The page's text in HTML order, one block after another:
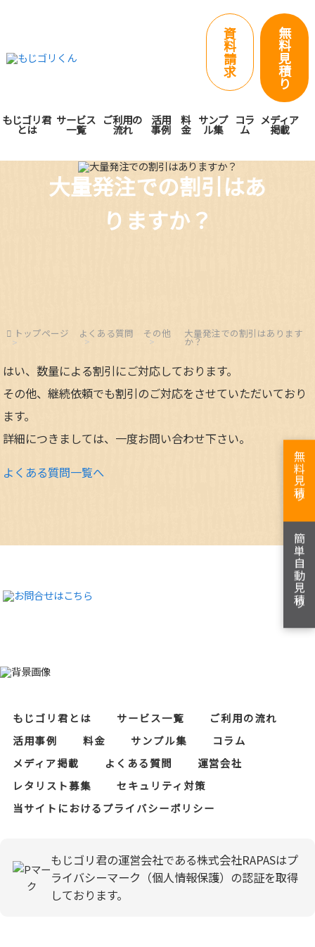
資
料
請
求
無
料
見
積
り
もじゴリ君
とは
サービス
一覧
ご利用の
流れ
活用
事例
料
金
サンプ
ル集
コラ
ム
メディア
掲載
大量発注での割引はあ
りますか？
トップページ よくある質問 その他 大量発注での割引はあります
か？
はい、数量による割引にご対応しております。
その他、継続依頼でも割引のご対応をさせていただいており
ます。
詳細につきましては、一度お問い合わせ下さい。
よくある質問一覧へ 無料見積り
簡単自動見積り
もじゴリ君とは サービス一覧
ご利用の流れ
活用事例
料金 サンプル集
コラム
メディア掲載
よくある質問
運営会社
レタリスト募集
セキュリティ対策
当サイトにおけるプライバシーポリシー
もじゴリ君の運営会社である株式会社RAPASはプ
ライバシーマーク（個人情報保護）の認証を取得
しております。